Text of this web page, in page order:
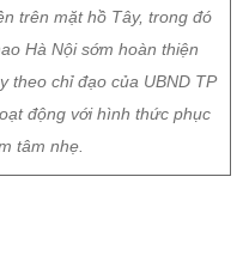
trên mặt hồ Tây, trong đó
Hà Nội sớm hoàn thiện
theo chỉ đạo của UBND TP
động với hình thức phục
tâm nhẹ.